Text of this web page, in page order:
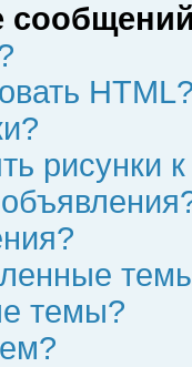
рисунки
темы?